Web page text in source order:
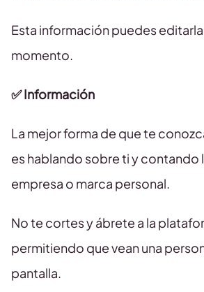
Esta información puedes
momento.
✅ Información
La mejor forma de que te
es hablando sobre ti y contando
empresa o marca personal.
No te cortes y ábrete a la
permitiendo que vean una
pantalla.